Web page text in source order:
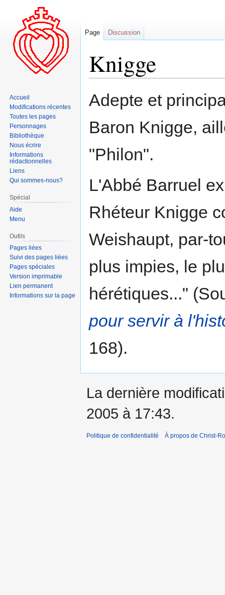
Knigge
à
navigation
à
recherche
Adepte et
Baron Knigge,
"Philon".
L'Abbé Barruel
Rhéteur Knigge
Weishaupt, par-
plus impies, le
hérétiques..."
pour servir à
168).
Page Discussion
Accueil
Modifications récentes
Toutes les pages
Personnages
Bibliothèque
Nous écrire
Informations
rédactionnelles
Liens
Qui sommes-nous?
Spécial
Aide
Menu
Outils
Pages liées
Suivi des pages liées
Pages spéciales
Version imprimable
Lien permanent
Informations sur la page
La dernière
2005 à 17:43.
Politique de confidentialité À propos de Christ-